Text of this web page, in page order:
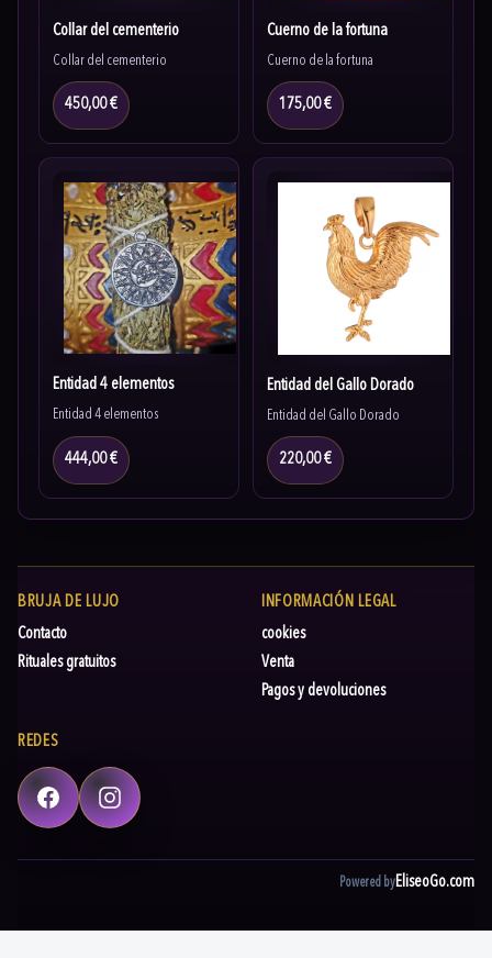
Collar del cementerio
Collar del cementerio
450,00 €
Cuerno de la fortuna
Cuerno de la fortuna
175,00 €
Entidad 4 elementos
Entidad 4 elementos
444,00 €
Entidad del Gallo Dorado
Entidad del Gallo Dorado
220,00 €
BRUJA DE LUJO
Contacto
Rituales gratuitos
INFORMACIÓN LEGAL
cookies
Venta
Pagos y devoluciones
REDES
Facebook Instagram
Powered byEliseoGo.com